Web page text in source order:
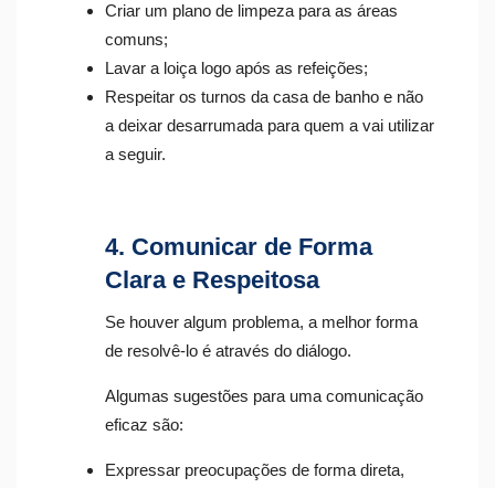
Criar um plano de limpeza para as áreas
comuns;
Lavar a loiça logo após as refeições;
Respeitar os turnos da casa de banho e não
a deixar desarrumada para quem a vai utilizar
a seguir.
4. Comunicar de Forma
Clara e Respeitosa
Se houver algum problema, a melhor forma
de resolvê-lo é através do diálogo.
Algumas sugestões para uma comunicação
eficaz são:
Expressar preocupações de forma direta,